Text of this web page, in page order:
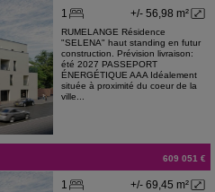
+/- 56,98 m²
1
RUMELANGE Résidence
"SELENA" haut standing en futur
construction. Prévision livraison:
été 2027 PASSEPORT
ÉNERGÉTIQUE AAA Idéalement
située à proximité du coeur de la
ville...
609 051 €
+/- 69,45 m²
1